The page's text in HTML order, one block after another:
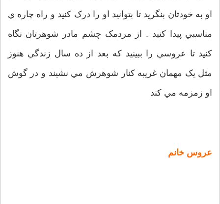
او به خودتان بنگريد تا بتوانيد او را درک کنيد و راه چاره ي
مناسبي پيدا کنيد . از مردمک چشم مادر شوهرتان نگاه
کنيد تا عروسي را ببينيد که بعد از ده سال زندگي هنوز
مثل يک مهمان غريبه کنار شوهرش مي نشيند و در گوش
او زمزمه مي کند
عروس خانم